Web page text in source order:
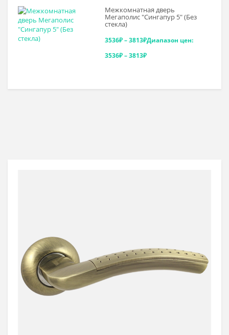
Межкомнатная дверь
Мегаполис "Сингапур 5" (Без
стекла)
3536₽–3813₽Диапазон цен:
3536₽ – 3813₽